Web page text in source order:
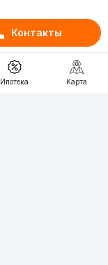
Контакты
Ипотека Карта